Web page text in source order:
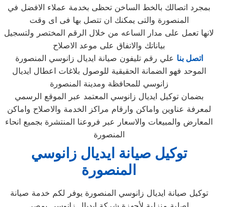
بمجرد اتصالك بالخط الساخن تحظى بخدمة عملاء الافضل في
المنصورة والتى يمكنك ان تتصل بها فى اى وقت
لانها تعمل على مدار الساعه من خلال الرقم المختصر ولتسجيل
بياناتك والاتفاق على موعد الاصلاح
اتصل بنا علي رقم تليفون صيانة ايديال زانوسي المنصورة
الموحد فهو الضمانة الحقيقية للوصول بلاغات اعطال ايديال
زانوسي للمحافظة ومدينة المنصورة
بضمان توكيل ايديال زانوسي المعتمد عبر الموقع الرسمي
لمعرفة عناوين واماكن وارقام مراكز الخدمة والاصلاح واماكن
المعارض والمبيعات والاسعار عبر فروعنا المنتشرة بجميع انحاء
المنصورة
توكيل صيانة ايديال زانوسي
المنصورة
توكيل صيانة ايديال زانوسي المنصورة يوفر لكم خدمة صيانة